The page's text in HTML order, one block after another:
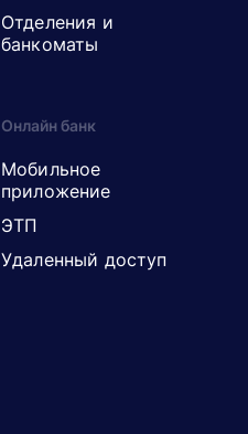
Отделения и
банкоматы
Онлайн банк
Мобильное
приложение
ЭТП
Удаленный доступ